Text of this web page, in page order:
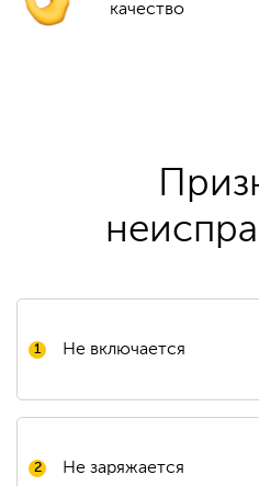
качество
1 Не включается
2 Не заряжается